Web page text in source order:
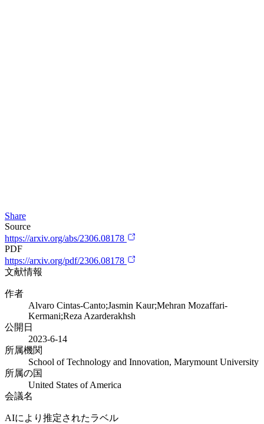
Share
Source
https://arxiv.org/abs/2306.08178
PDF
https://arxiv.org/pdf/2306.08178
文献情報
作者
Alvaro Cintas-Canto;Jasmin Kaur;Mehran Mozaffari-
Kermani;Reza Azarderakhsh
公開日
2023-6-14
所属機関
School of Technology and Innovation, Marymount University
所属の国
United States of America
会議名
AIにより推定されたラベル